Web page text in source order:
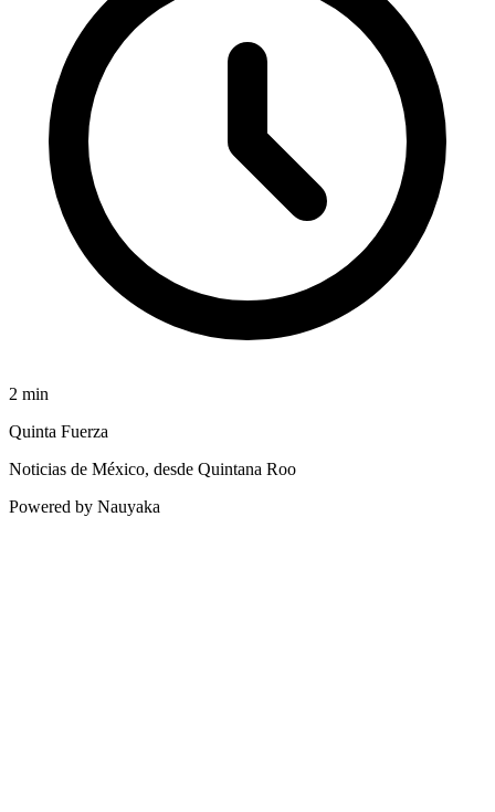
2 min
Quinta Fuerza
Noticias de México, desde Quintana Roo
Powered by Nauyaka